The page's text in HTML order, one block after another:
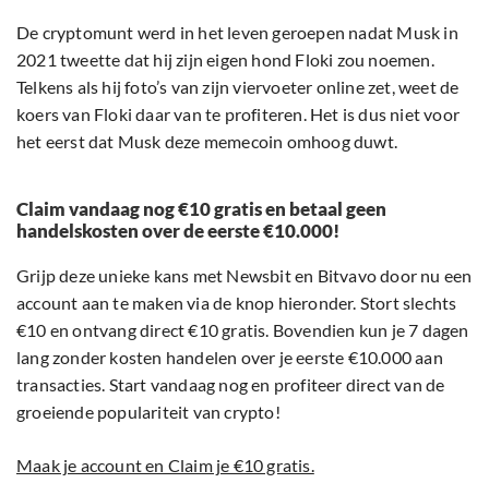
De cryptomunt werd in het leven geroepen nadat Musk in
2021 tweette dat hij zijn eigen hond Floki zou noemen.
Telkens als hij foto’s van zijn viervoeter online zet, weet de
koers van Floki daar van te profiteren. Het is dus niet voor
het eerst dat Musk deze memecoin omhoog duwt.
Claim vandaag nog €10 gratis en betaal geen
handelskosten over de eerste €10.000!
Grijp deze unieke kans met Newsbit en Bitvavo door nu een
account aan te maken via de knop hieronder. Stort slechts
€10 en ontvang direct €10 gratis. Bovendien kun je 7 dagen
lang zonder kosten handelen over je eerste €10.000 aan
transacties. Start vandaag nog en profiteer direct van de
groeiende populariteit van crypto!
Maak je account en Claim je €10 gratis.